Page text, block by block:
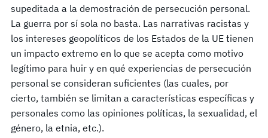
supeditada a la demostración de persecución personal.
La guerra por sí sola no basta. Las narrativas racistas y
los intereses geopolíticos de los Estados de la UE tienen
un impacto extremo en lo que se acepta como motivo
legítimo para huir y en qué experiencias de persecución
personal se consideran suficientes (las cuales, por
cierto, también se limitan a características específicas y
personales como las opiniones políticas, la sexualidad, el
género, la etnia, etc.).